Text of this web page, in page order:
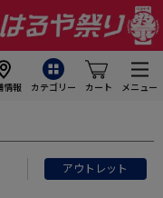
情報 カテゴリー カート メニュー
アウトレット